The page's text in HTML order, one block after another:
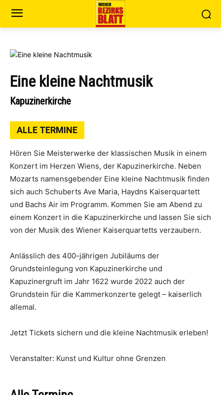
Eine kleine Nachtmusik
Kapuzinerkirche
ALLE TERMINE
Hören Sie Meisterwerke der klassischen Musik in einem
Konzert im Herzen Wiens, der Kapuzinerkirche. Neben
Mozarts namensgebender Eine kleine Nachtmusik finden
sich auch Schuberts Ave Maria, Haydns Kaiserquartett
und Bachs Air im Programm. Kommen Sie am Abend zu
einem Konzert in die Kapuzinerkirche und lassen Sie sich
von der Musik des Wiener Kaiserquartetts verzaubern.
Anlässlich des 400-jährigen Jubiläums der
Grundsteinlegung von Kapuzinerkirche und
Kapuzinergruft im Jahr 1622 wurde 2022 auch der
Grundstein für die Kammerkonzerte gelegt – kaiserlich
allemal.
Jetzt Tickets sichern und die kleine Nachtmusik erleben!
Veranstalter: Kunst und Kultur ohne Grenzen